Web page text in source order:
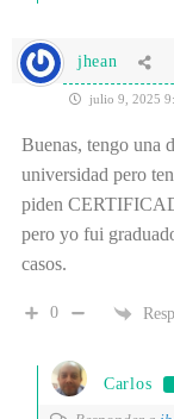
jhean
julio 9, 2025
Buenas, tengo una
universidad pero
piden
pero yo fui
casos.
0
Carlos